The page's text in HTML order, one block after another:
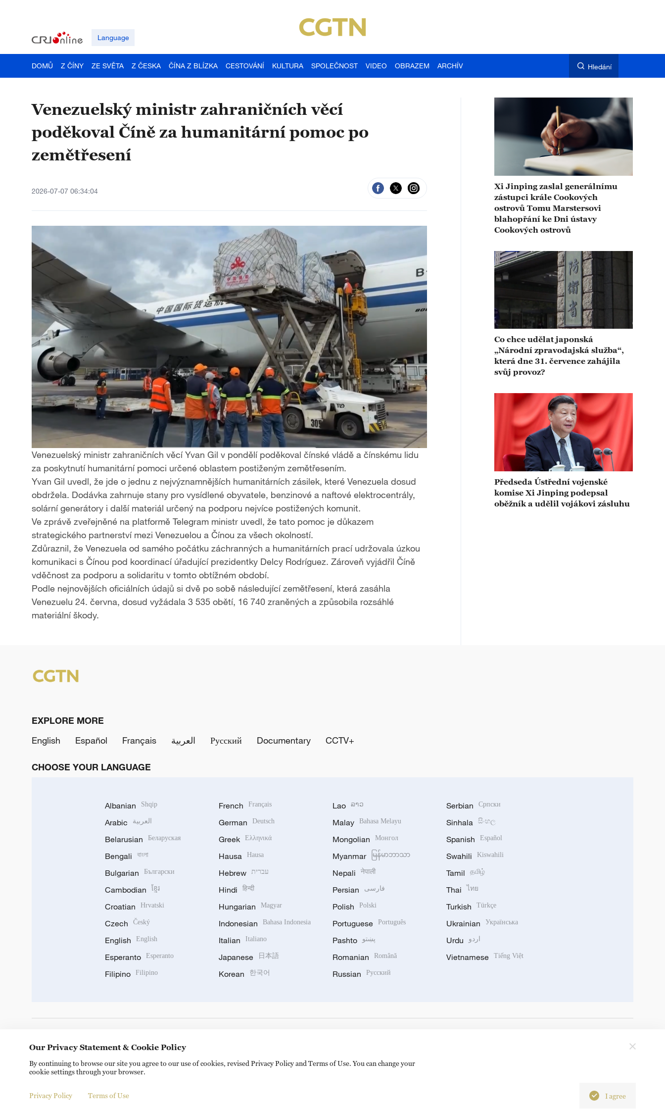
Language
DOMŮ Z ČÍNY ZE SVĚTA Z ČESKA ČÍNA Z BLÍZKA CESTOVÁNÍ KULTURA SPOLEČNOST VIDEO OBRAZEM ARCHÍV Hledání
Venezuelský ministr zahraničních věcí
poděkoval Číně za humanitární pomoc po
zemětřesení
2026-07-07 06:34:04
Venezuelský ministr zahraničních věcí Yvan Gil v pondělí poděkoval čínské vládě a čínskému lidu
za poskytnutí humanitární pomoci určené oblastem postiženým zemětřesením.
Yvan Gil uvedl, že jde o jednu z nejvýznamnějších humanitárních zásilek, které Venezuela dosud
obdržela. Dodávka zahrnuje stany pro vysídlené obyvatele, benzinové a naftové elektrocentrály,
solární generátory i další materiál určený na podporu nejvíce postižených komunit.
Ve zprávě zveřejněné na platformě Telegram ministr uvedl, že tato pomoc je důkazem
strategického partnerství mezi Venezuelou a Čínou za všech okolností.
Zdůraznil, že Venezuela od samého počátku záchranných a humanitárních prací udržovala úzkou
komunikaci s Čínou pod koordinací úřadující prezidentky Delcy Rodríguez. Zároveň vyjádřil Číně
vděčnost za podporu a solidaritu v tomto obtížném období.
Podle nejnovějších oficiálních údajů si dvě po sobě následující zemětřesení, která zasáhla
Venezuelu 24. června, dosud vyžádala 3 535 obětí, 16 740 zraněných a způsobila rozsáhlé
materiální škody.
Xi Jinping zaslal generálnímu
zástupci krále Cookových
ostrovů Tomu Marstersovi
blahopřání ke Dni ústavy
Cookových ostrovů
Co chce udělat japonská
„Národní zpravodajská služba“,
která dne 31. července zahájila
svůj provoz?
Předseda Ústřední vojenské
komise Xi Jinping podepsal
oběžník a udělil vojákovi zásluhu
EXPLORE MORE
English
Español Français العربية Русский Documentary CCTV+
CHOOSE YOUR LANGUAGE
Albanian Shqip
Arabic العربية
Belarusian Беларуская
Bengali বাংলা
Bulgarian Български
Cambodian ខ្មែរ
Croatian Hrvatski
Czech Český
English English
Esperanto Esperanto
Filipino Filipino
French Français
German Deutsch
Greek Ελληνικά
Hausa Hausa
Hebrew עברית
Hindi हिन्दी
Hungarian Magyar
Indonesian Bahasa Indonesia
Italian Italiano
Japanese 日本語
Korean 한국어
Lao ລາວ
Malay Bahasa Melayu
Mongolian Монгол
Myanmar မြန်မာဘာသာ
Nepali नेपाली
Persian فارسی
Polish Polski
Portuguese Português
Pashto پښتو
Romanian Română
Russian Русский
Serbian Српски
Sinhala සිංහල
Spanish Español
Swahili Kiswahili
Tamil தமிழ்
Thai ไทย
Turkish Türkçe
Ukrainian Українська
Urdu اردو
Vietnamese Tiếng Việt
© China Radio International.CRI. All Rights Reserved. 16A Shijingshan Road, Beijing, China. 100040
Our Privacy Statement & Cookie Policy
By continuing to browse our site you agree to our use of cookies, revised Privacy Policy and Terms of Use. You can change your
cookie settings through your browser.
Privacy Policy Terms of Use I agree